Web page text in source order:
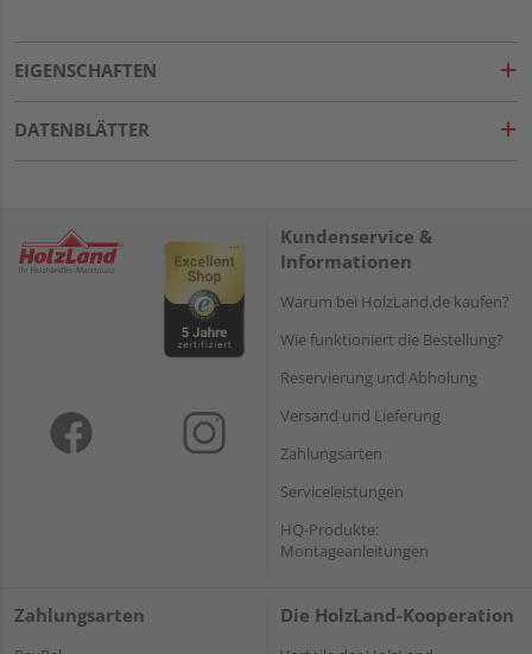
EIGENSCHAFTEN
DATENBLÄTTER
Kundenservice &
Informationen
Warum bei HolzLand.de kaufen?
Wie funktioniert die Bestellung?
Reservierung und Abholung
Versand und Lieferung
Zahlungsarten
Serviceleistungen
HQ-Produkte:
Montageanleitungen
Zahlungsarten Die HolzLand-Kooperation